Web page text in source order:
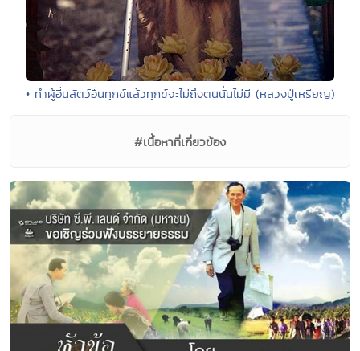
• ทำผู้อื่นสัตว์อื่นทุกข์แล้วทุกข์จะไม่ถึงตนนั้นไม่มี (หลวงปู่เหรียญ)
#เนื้อหาที่เกี่ยวข้อง